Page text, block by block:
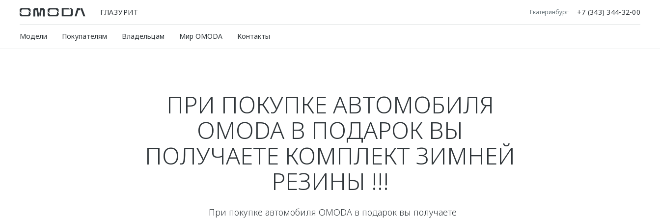
ГЛАЗУРИТ Екатеринбург +7 (343) 344-32-00
Модели Покупателям Владельцам Мир OMODA Контакты
ПРИ ПОКУПКЕ АВТОМОБИЛЯ
OMODA В ПОДАРОК ВЫ
ПОЛУЧАЕТЕ КОМПЛЕКТ ЗИМНЕЙ
РЕЗИНЫ !!!
При покупке автомобиля OMODA в подарок вы получаете